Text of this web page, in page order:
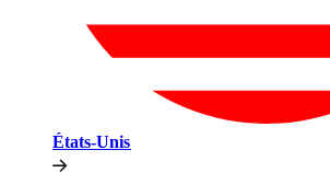
États-Unis​​